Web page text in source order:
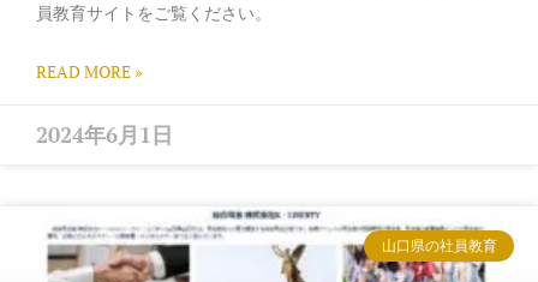
員教育サイトをご覧ください。
READ MORE »
2024年6月1日
山口県の社員教育